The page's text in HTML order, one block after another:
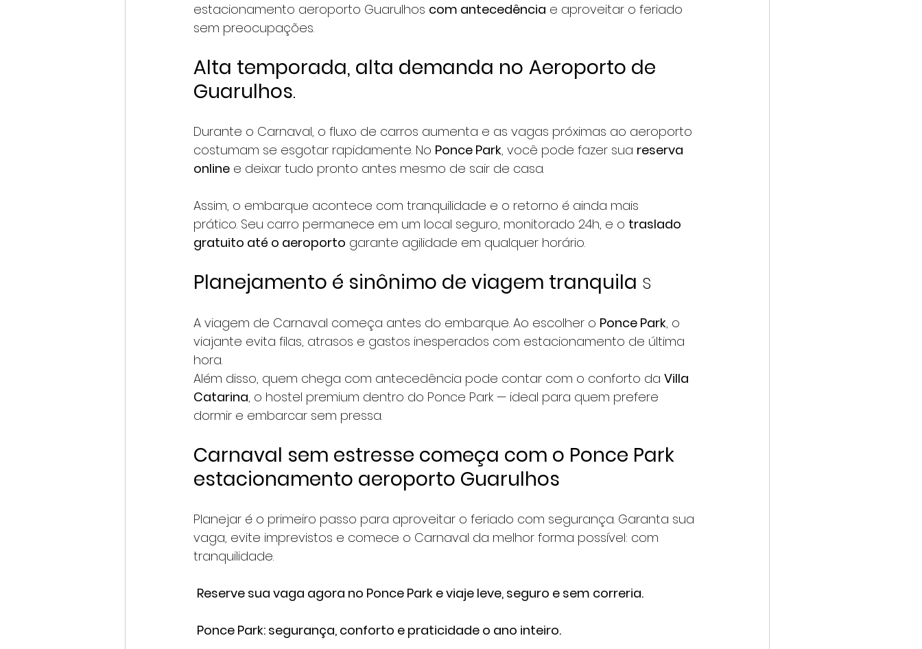
estacionamento aeroporto Guarulhos com antecedência e aproveitar o feriado
sem preocupações.
Alta temporada, alta demanda no Aeroporto de
Guarulhos.
Durante o Carnaval, o fluxo de carros aumenta e as vagas próximas ao aeroporto
costumam se esgotar rapidamente. No Ponce Park, você pode fazer sua reserva
online e deixar tudo pronto antes mesmo de sair de casa.
Assim, o embarque acontece com tranquilidade e o retorno é ainda mais
prático. Seu carro permanece em um local seguro, monitorado 24h, e o traslado
gratuito até o aeroporto garante agilidade em qualquer horário.
Planejamento é sinônimo de viagem tranquila s
A viagem de Carnaval começa antes do embarque. Ao escolher o Ponce Park, o
viajante evita filas, atrasos e gastos inesperados com estacionamento de última
hora.
Além disso, quem chega com antecedência pode contar com o conforto da Villa
Catarina, o hostel premium dentro do Ponce Park — ideal para quem prefere
dormir e embarcar sem pressa.
Carnaval sem estresse começa com o Ponce Park
estacionamento aeroporto Guarulhos
Planejar é o primeiro passo para aproveitar o feriado com segurança. Garanta sua
vaga, evite imprevistos e comece o Carnaval da melhor forma possível: com
tranquilidade.
Reserve sua vaga agora no Ponce Park e viaje leve, seguro e sem correria.
Ponce Park: segurança, conforto e praticidade o ano inteiro.